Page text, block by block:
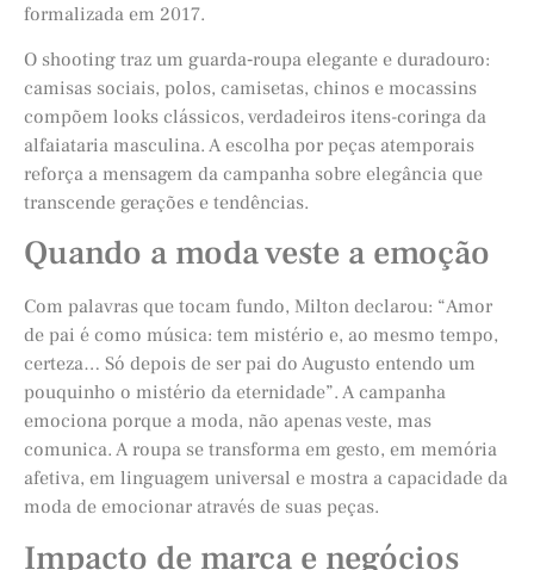
formalizada em 2017.
O shooting traz um guarda‑roupa elegante e duradouro:
camisas sociais, polos, camisetas, chinos e mocassins
compõem looks clássicos, verdadeiros itens-coringa da
alfaiataria masculina. A escolha por peças atemporais
reforça a mensagem da campanha sobre elegância que
transcende gerações e tendências.
Quando a moda veste a emoção
Com palavras que tocam fundo, Milton declarou: “Amor
de pai é como música: tem mistério e, ao mesmo tempo,
certeza… Só depois de ser pai do Augusto entendo um
pouquinho o mistério da eternidade”. A campanha
emociona porque a moda, não apenas veste, mas
comunica. A roupa se transforma em gesto, em memória
afetiva, em linguagem universal e mostra a capacidade da
moda de emocionar através de suas peças.
Impacto de marca e negócios